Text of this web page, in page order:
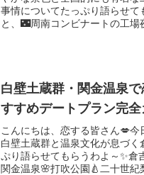
事情についてたっぷり語らせて
と、🌃周南コンビナートの工
白壁土蔵群・関金温泉
すすめデートプラン完
こんにちは、恋する皆さん💋
白壁土蔵群と温泉文化が息づ
ぷり語らせてもらうわよ～✨
関金温泉🌸打吹公園🍐二十世紀